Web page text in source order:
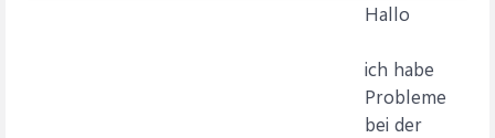
Hallo
ich habe
Probleme
bei der